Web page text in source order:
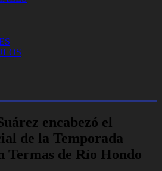
encabezó el
de la Temporada
Termas de Río Hondo